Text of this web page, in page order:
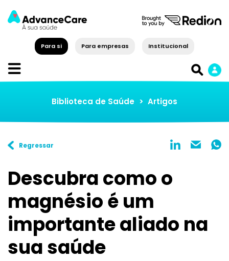
Para si Para empresas Institucional
Biblioteca de Saúde > Artigos
Regressar
Descubra como o
magnésio é um
importante aliado na
sua saúde